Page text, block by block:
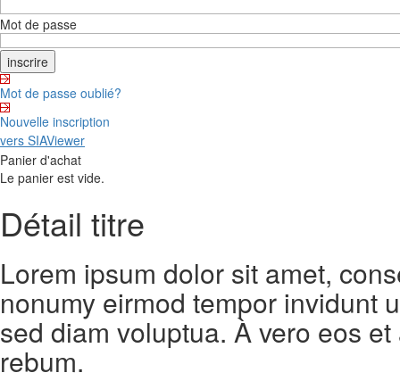
Mot de passe
Mot de passe oublié?
Nouvelle inscription
vers SIAViewer
Panier d'achat
Le panier est vide.
Détail titre
Lorem ipsum dolor sit amet,
nonumy eirmod tempor invidunt
sed diam voluptua. À vero eos
rebum.